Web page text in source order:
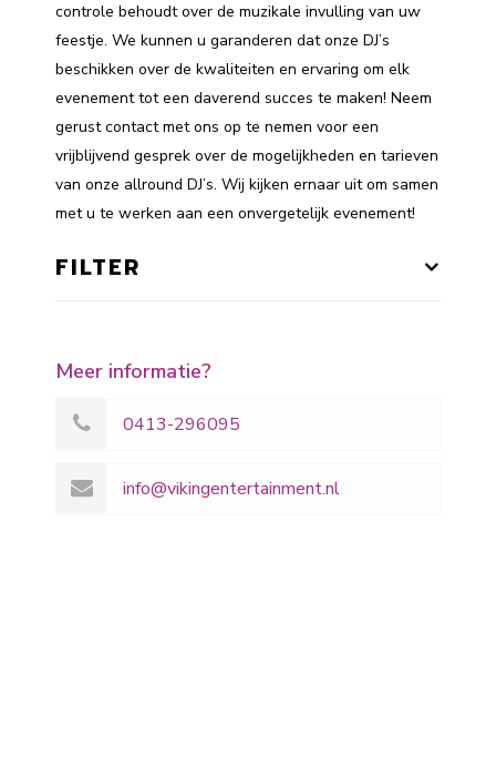
controle behoudt over de muzikale invulling van uw
feestje. We kunnen u garanderen dat onze DJ’s
beschikken over de kwaliteiten en ervaring om elk
evenement tot een daverend succes te maken! Neem
gerust contact met ons op te nemen voor een
vrijblijvend gesprek over de mogelijkheden en tarieven
van onze allround DJ’s. Wij kijken ernaar uit om samen
met u te werken aan een onvergetelijk evenement!
FILTER
Meer informatie?
0413-296095
info@vikingentertainment.nl